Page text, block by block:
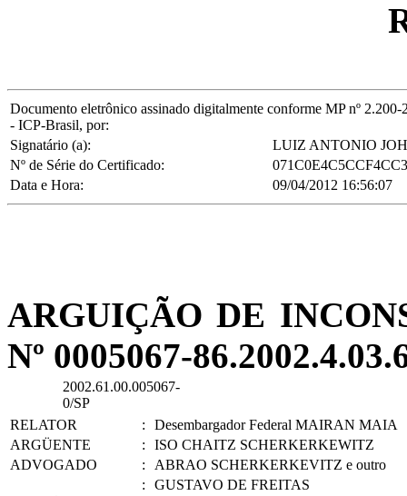
Documento eletrônico assinado digitalmente conforme MP nº
- ICP-Brasil, por:
Signatário (a):
LUIZ ANTONIO
Nº de Série do Certificado:
071C0E4C5CCF4CC3
Data e Hora:
09/04/2012 16:56:07
ARGUIÇÃO DE
Nº 0005067-
2002.61.00.005067-
0/SP
RELATOR
:
Desembargador Federal MAIRAN MAIA
ARGÜENTE
:
ISO CHAITZ SCHERKERKEWITZ
ADVOGADO
:
ABRAO SCHERKERKEVITZ e outro
:
GUSTAVO DE FREITAS